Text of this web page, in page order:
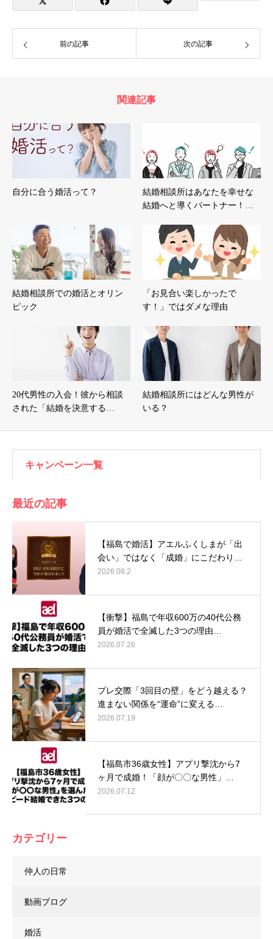
前の記事 次の記事
関連記事
自分に合う婚活って？
結婚相談所はあなたを幸せな
結婚へと導くパートナー！…
結婚相談所での婚活とオリン
ピック
「お見合い楽しかったで
す！」ではダメな理由
20代男性の入会！彼から相談
された「結婚を決意する…
結婚相談所にはどんな男性が
いる？
キャンペーン一覧
最近の記事
【福島で婚活】アエルふくしまが「出
会い」ではなく「成婚」にこだわり…
2026.08.2
【衝撃】福島で年収600万の40代公務
員が婚活で全滅した3つの理由…
2026.07.26
プレ交際「3回目の壁」をどう越える？
進まない関係を“運命”に変える…
2026.07.19
【福島市36歳女性】アプリ撃沈から7
ヶ月で成婚！「顔が〇〇な男性」…
2026.07.12
カテゴリー
仲人の日常
動画ブログ
婚活